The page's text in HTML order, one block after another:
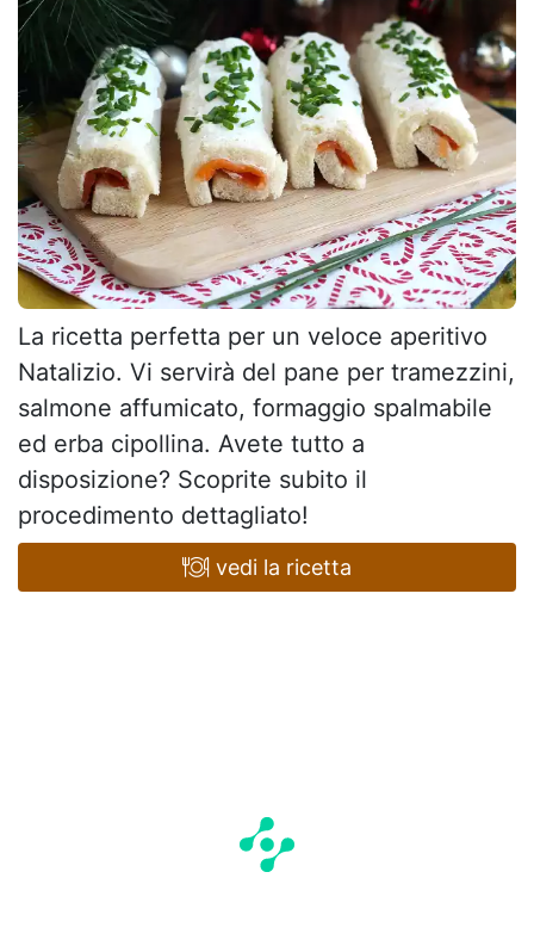
La ricetta perfetta per un veloce aperitivo
Natalizio. Vi servirà del pane per tramezzini,
salmone affumicato, formaggio spalmabile
ed erba cipollina. Avete tutto a
disposizione? Scoprite subito il
procedimento dettagliato!
vedi la ricetta